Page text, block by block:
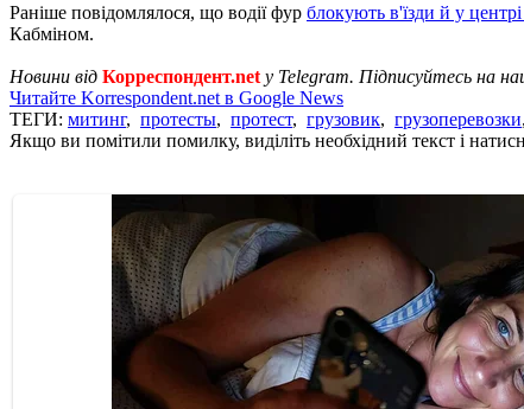
Раніше повідомлялося, що водії фур блокують в'їзди й у
Кабміном.
Новини від Корреспондент.net у Telegram. Підписуйтесь на
Читайте Korrespondent.net в Google News
ТЕГИ: митинг, протесты, протест, грузовик, грузоперевозки
Якщо ви помітили помилку, виділіть необхідний текст і